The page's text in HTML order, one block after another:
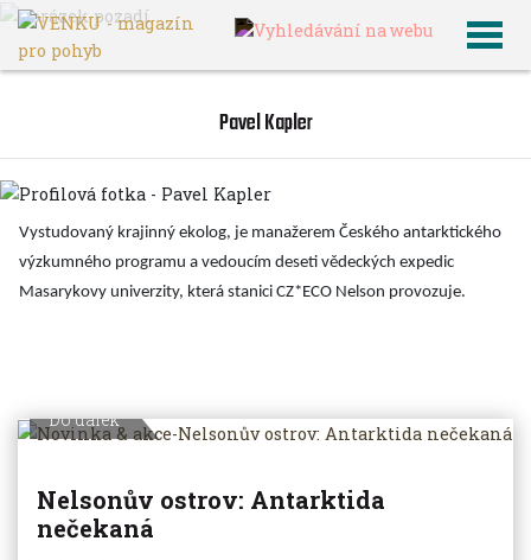
VENKU Pavel Kapler
Pavel Kapler
Vystudovaný krajinný ekolog, je manažerem Českého antarktického
výzkumného programu a vedoucím deseti vědeckých expedic
Masarykovy univerzity, která stanici CZ*ECO Nelson provozuje.
Do dálek
Nelsonův ostrov: Antarktida
nečekaná